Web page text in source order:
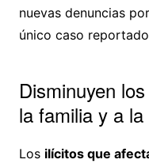
nuevas denuncias por
único caso
Disminuyen
la familia y a
Los ilícitos que